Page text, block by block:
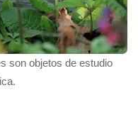
son objetos de estudio